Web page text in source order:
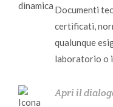
Documenti
certificati,
qualunque
laboratorio o
Apri il